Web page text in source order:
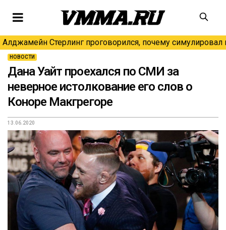
Алджамейн Стерлинг проговорился, почему симулировал
НОВОСТИ
Дана Уайт проехался по СМИ за
неверное истолкование его слов о
Коноре Макгрегоре
13.06.2020